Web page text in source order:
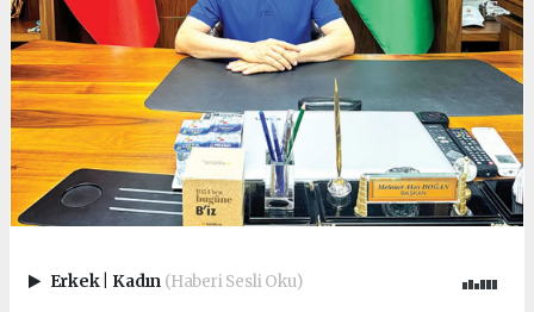
Erkek Kadın (Haberi Sesli Oku)